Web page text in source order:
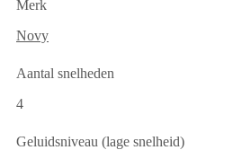
Merk
Novy
Aantal snelheden
4
Geluidsniveau (lage snelheid)